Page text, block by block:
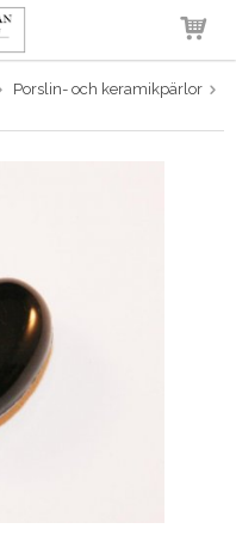
tillagd i
Porslin- och keramikpärlor